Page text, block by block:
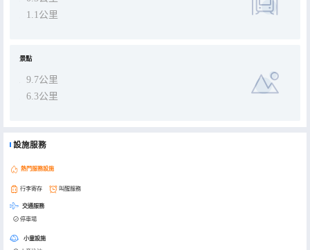
1.1公里
景點
9.7公里
6.3公里
設施服務
熱門服務設施
行李寄存 叫醒服務
交通服務
停車場
小童設施